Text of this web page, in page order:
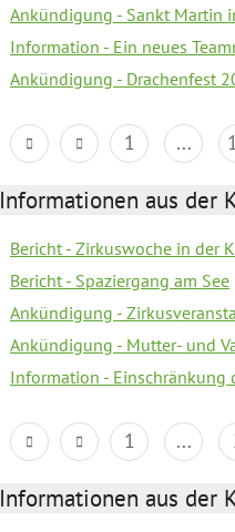
Ankündigung - Sankt Martin
Information - Ein neues
Ankündigung - Drachenfest
1 ...
Informationen aus der
Bericht - Zirkuswoche in der
Bericht - Spaziergang am See
Ankündigung -
Ankündigung - Mutter- und
Information - Einschränkung
1 ...
Informationen aus der